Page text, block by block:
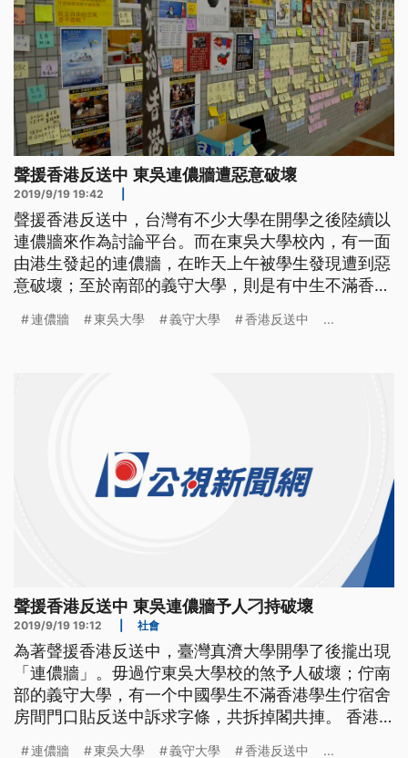
聲援香港反送中 東吳連儂牆遭惡意破壞
2019/9/19 19:42
聲援香港反送中，台灣有不少大學在開學之後陸續以
連儂牆來作為討論平台。而在東吳大學校內，有一面
由港生發起的連儂牆，在昨天上午被學生發現遭到惡
意破壞；至於南部的義守大學，則是有中生不滿香港
毀、動手掐人。 香港加油、五大訴求缺一不可，東
連儂牆 東吳大學 義守大學 香港反送中 ...
聲援香港反送中 東吳連儂牆予人刁持破壞
2019/9/19 19:12 社會
為著聲援香港反送中，臺灣真濟大學開學了後攏出現
「連儂牆」。毋過佇東吳大學校的煞予人破壞；佇南
部的義守大學，有一个中國學生不滿香港學生佇宿舍
房間門口貼反送中訴求字條，共拆掉閣共捙。 香港
連儂牆 東吳大學 義守大學 香港反送中 ...